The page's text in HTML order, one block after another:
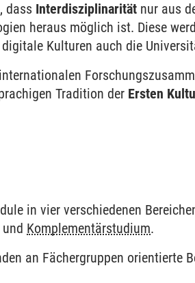
dass Inter­disziplinarität nur aus
heraus möglich ist. Diese
Kulturen auch die
Tradition der Ersten
in vier verschiedenen
Komplementär­studium.
an Fächer­gruppen orientierte